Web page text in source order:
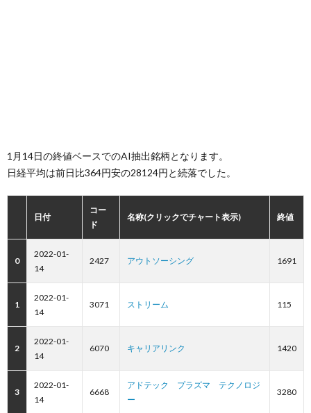
1月14日の終値ベースでのAI抽出銘柄となります。
日経平均は前日比364円安の28124円と続落でした。
日付
コー
ド
名称(クリックでチャート表示) 終値
0
2022-01-
14
2427 アウトソーシング 1691
1
2022-01-
14
3071 ストリーム 115
2
2022-01-
14
6070 キャリアリンク 1420
3
2022-01-
14
6668
アドテック プラズマ テクノロジ
ー
3280